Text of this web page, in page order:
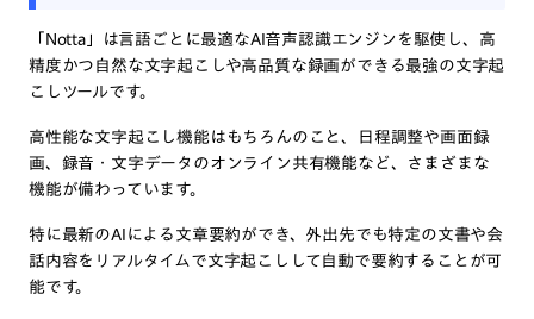
「Notta」は言語ごとに最適なAI音声認識エンジンを駆使し、高
精度かつ自然な文字起こしや高品質な録画ができる最強の文字起
こしツールです。
高性能な文字起こし機能はもちろんのこと、日程調整や画面録
画、録音・文字データのオンライン共有機能など、さまざまな
機能が備わっています。
特に最新のAIによる文章要約ができ、外出先でも特定の文書や会
話内容をリアルタイムで文字起こしして自動で要約することが可
能です。